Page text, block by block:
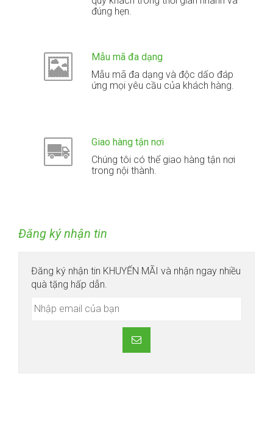
đúng hẹn.
Mẫu mã đa dạng
Mẫu mã đa dạng và độc dấo đáp
ứng mọi yêu cầu của khách hàng.
Giao hàng tận nơi
Chúng tôi có thể giao hàng tận nơi
trong nội thành.
Đăng ký nhận tin
Đăng ký nhận tin KHUYẾN MÃI và nhận ngay nhiều
quà tặng hấp dẫn.